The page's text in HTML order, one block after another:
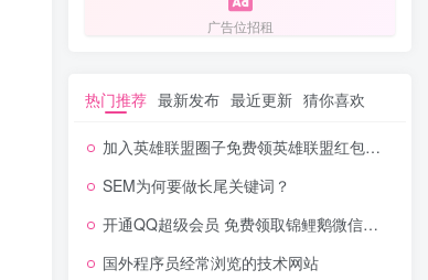
广告位招租
热门推荐 最新发布 最近更新 猜你喜欢
加入英雄联盟圈子免费领英雄联盟红包封面
SEM为何要做长尾关键词？
开通QQ超级会员 免费领取锦鲤鹅微信红包封面
国外程序员经常浏览的技术网站